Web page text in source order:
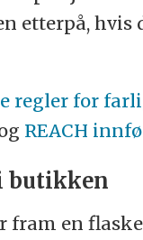
etterpå, hvis
regler for
REACH
butikken
fram en